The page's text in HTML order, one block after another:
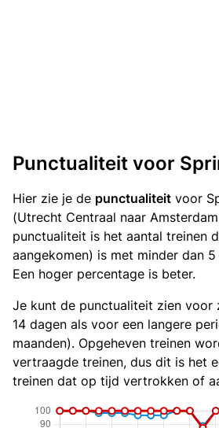
Punctualiteit voor
Hier zie je de punctualiteit voor
(Utrecht Centraal naar
punctualiteit is het aantal treinen
aangekomen) is met minder dan
Een hoger percentage is beter.
Je kunt de punctualiteit zien voor
14 dagen als voor een langere
maanden). Opgeheven treinen
vertraagde treinen, dus dit is het
treinen dat op tijd vertrokken of